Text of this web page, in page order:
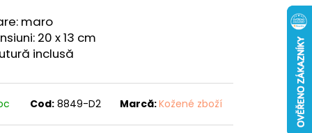
maro
20 x 13 cm
inclusă
Cod: 8849-D2 Marcă:Kožené zboží
- "CRAP" - 40